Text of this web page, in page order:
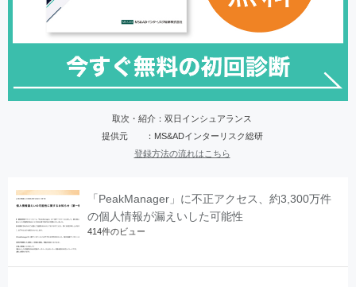
取次・紹介：双日インシュアランス
提供元 ：MS&ADインターリスク総研
登録方法の流れはこちら
「PeakManager」に不正アクセス、約3,300万件
の個人情報が漏えいした可能性
414件のビュー